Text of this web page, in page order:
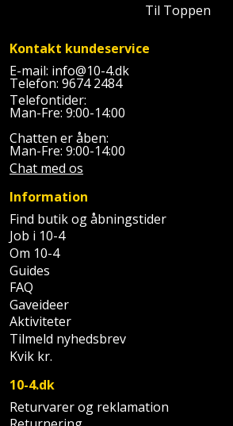
Rumdeler
Sand
og
grus
Skruer,
bolte
og
møtrikker
Skunklem
Søm
Sternbeklædning
Tag
og
Markeringsværktøj
Mejsel
Murerværktøj
Nøgleværktøj
Økse
Oliekande
Palleløfter
Profilsaks
Forlængerledning
Fugepistol
Gipsskruemaskine
Girafsliber
Girafsliber
tilbehør
Høvl
Industristøvsuger
Kantlimer
Havemøbler
Havepleje
Haveredskaber
og
tilbehør
Havetilbehør
Hegn
Højbede
Hylder
Til Toppen
Kontakt kundeservice
E-mail: info@10-4.dk
Telefon: 9674 2484
Telefontider:
Man-Fre: 9:00-14:00
Chatten er åben:
Man-Fre: 9:00-14:00
Chat med os
Information
Find butik og åbningstider
Job i 10-4
Om 10-4
Guides
FAQ
Gaveideer
Aktiviteter
Tilmeld nyhedsbrev
Kvik kr.
10-4.dk
Returvarer og reklamation